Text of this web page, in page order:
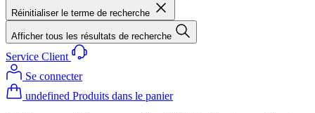
Réinitialiser le terme de recherche
Afficher tous les résultats de recherche
Service Client
Se connecter
undefined Produits dans le panier